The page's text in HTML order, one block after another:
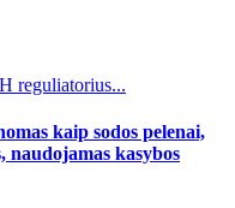
reguliatorius...
kaip sodos pelenai,
naudojamas kasybos